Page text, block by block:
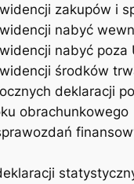
zakupów i
nabyć
nabyć poza
środków
deklaracji
obrachunkowego